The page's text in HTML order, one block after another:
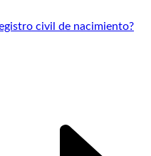
civil de nacimiento?